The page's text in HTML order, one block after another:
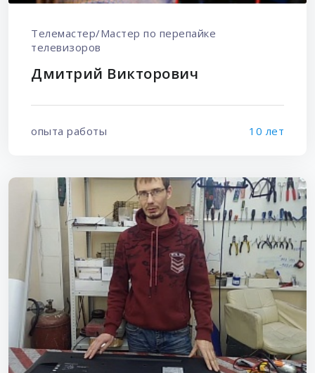
Телемастер/Мастер по перепайке
телевизоров
Дмитрий Викторович
опыта работы 10 лет